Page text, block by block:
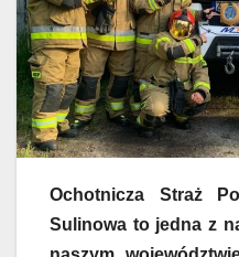
Ochotnicza Straż
Sulinowa to jedna z